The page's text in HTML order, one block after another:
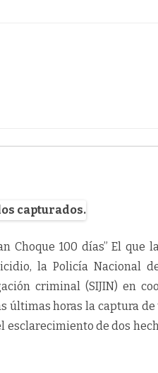
Choque 100 días” El que
la Policía Nacional
criminal (SIJIN) en
últimas horas la captura
esclarecimiento de dos